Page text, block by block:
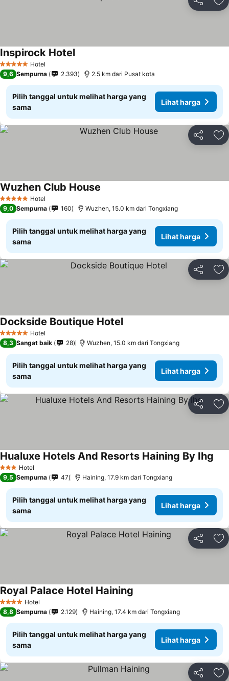
Bagikan
5 Bintang Hotel
Inspirock Hotel
9,6 Sempurna 2.393 2.5 km dari Pusat kota
Pilih tanggal untuk melihat harga yang
sama
Lihat harga
Bagikan
5 Bintang Hotel
Wuzhen Club House
9,0 Sempurna 160 Wuzhen, 15.0 km dari Tongxiang
Pilih tanggal untuk melihat harga yang
sama
Lihat harga
Bagikan
5 Bintang Hotel
Dockside Boutique Hotel
8,3 Sangat baik 28 Wuzhen, 15.0 km dari Tongxiang
Pilih tanggal untuk melihat harga yang
sama
Lihat harga
Bagikan
3 BintangHotel
Hualuxe Hotels And Resorts Haining By Ihg
9,5 Sempurna 47 Haining, 17.9 km dari Tongxiang
Pilih tanggal untuk melihat harga yang
sama
Lihat harga
Bagikan
4 BintangHotel
Royal Palace Hotel Haining
8,8 Sempurna 2.129 Haining, 17.4 km dari Tongxiang
Pilih tanggal untuk melihat harga yang
sama
Lihat harga
Bagikan